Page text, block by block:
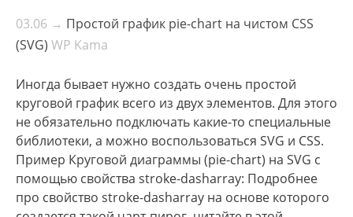
03.06 → Простой график pie-chart на чистом CSS
(SVG) WP Kama
Иногда бывает нужно создать очень простой
круговой график всего из двух элементов. Для этого
не обязательно подключать какие-то специальные
библиотеки, а можно воспользоваться SVG и CSS.
Пример Круговой диаграммы (pie-chart) на SVG с
помощью свойства stroke-dasharray: Подробнее
про свойство stroke-dasharray на основе которого